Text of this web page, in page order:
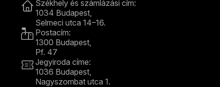
Székhely és számlázási cím:
1034 Budapest,
Selmeci utca 14–16.
Postacím:
1300 Budapest,
Pf. 47
Jegyiroda címe:
1036 Budapest,
Nagyszombat utca 1.